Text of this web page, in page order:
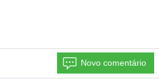
Novo comentário